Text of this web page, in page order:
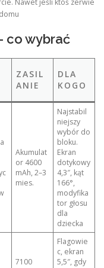
co wybrać
ZASIL
ANIE
DLA
KOGO
Akumulat
or 4600
mAh, 2–3
mies.
Najstabil
niejszy
wybór do
bloku.
Ekran
dotykowy
4,3″, kąt
166°,
modyfika
tor głosu
dla
dziecka
7100
Flagowie
c, ekran
5,5″, gdy